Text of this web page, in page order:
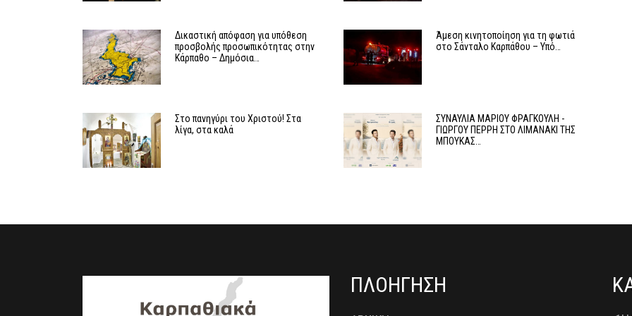
Δικαστική απόφαση για υπόθεση
προσβολής προσωπικότητας στην
Κάρπαθο – Δημόσια…
Άμεση κινητοποίηση για τη φωτιά
στο Σάνταλο Καρπάθου – Υπό…
Στο πανηγύρι του Χριστού! Στα
λίγα, στα καλά
ΣΥΝΑΥΛΙΑ ΜΑΡΙΟΥ ΦΡΑΓΚΟΥΛΗ -
ΓΙΩΡΓΟΥ ΠΕΡΡΗ ΣΤΟ ΛΙΜΑΝΑΚΙ ΤΗΣ
ΜΠΟΥΚΑΣ…
ΠΛΟΗΓΗΣΗ